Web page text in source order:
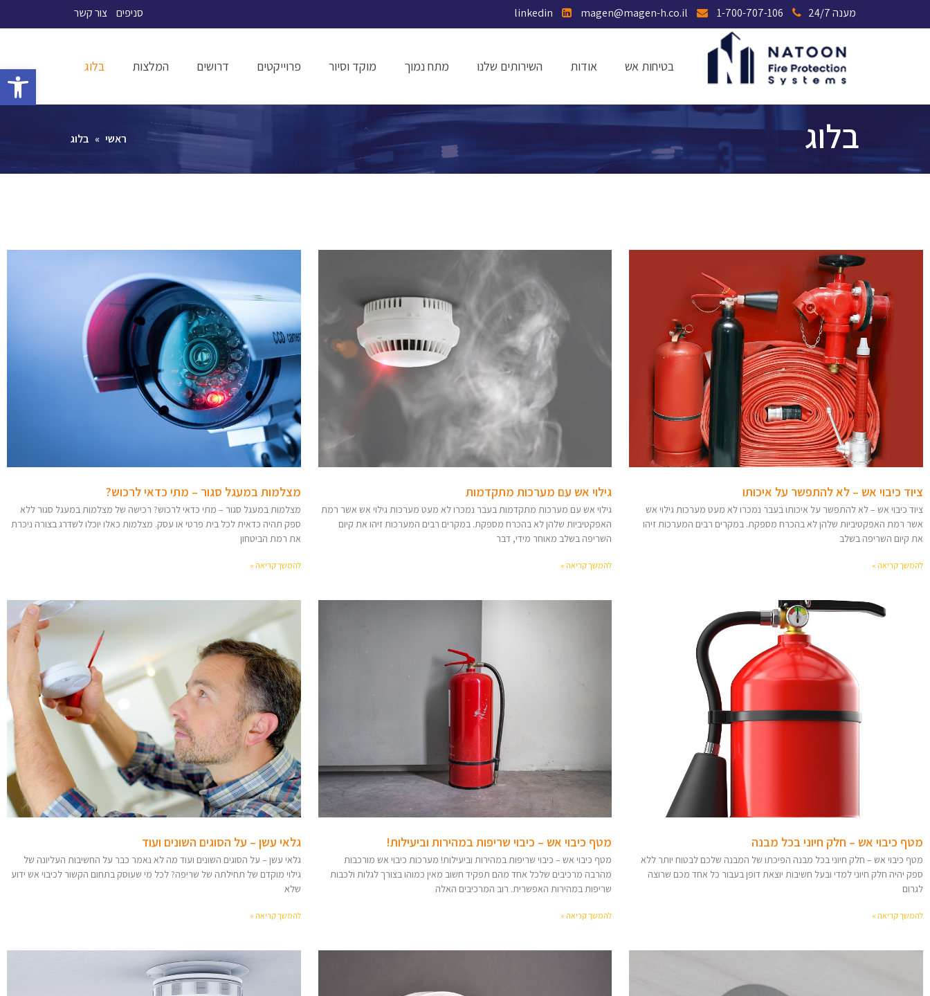
פתח
מענה 24/7 סניפים צור קשר
בטיחות אש אודות השירותים שלנו מתח נמוך מוקד וסיור פרוייקטים דרושים המלצות בלוג
בלוג ראשי » בלוג
ציוד כיבוי אש – לא להתפשר על איכותו
ציוד כיבוי אש – לא להתפשר על איכותו בעבר נמכרו לא מעט מערכות גילוי אש
אשר רמת האפקטיביות שלהן לא בהכרח מספקת. במקרים רבים המערכות זיהו
את קיום השריפה בשלב
להמשך קריאה »
גילוי אש עם מערכות מתקדמות
גילוי אש עם מערכות מתקדמות בעבר נמכרו לא מעט מערכות גילוי אש אשר רמת
האפקטיביות שלהן לא בהכרח מספקת. במקרים רבים המערכות זיהו את קיום
השריפה בשלב מאוחר מידי, דבר
להמשך קריאה »
מצלמות במעגל סגור – מתי כדאי לרכוש?
מצלמות במעגל סגור – מתי כדאי לרכוש? רכישה של מצלמות במעגל סגור ללא
ספק תהיה כדאית לכל בית פרטי או עסק. מצלמות כאלו יוכלו לשדרג בצורה ניכרת
את רמת הביטחון
להמשך קריאה »
מטף כיבוי אש – חלק חיוני בכל מבנה
מטף כיבוי אש – חלק חיוני בכל מבנה הפיכתו של המבנה שלכם לבטוח יותר ללא
ספק יהיה חלק חיוני למדי ובעל חשיבות יוצאת דופן בעבור כל אחד מכם שרוצה
לגרום
להמשך קריאה »
מטף כיבוי אש – כיבוי שריפות במהירות וביעילות!
מטף כיבוי אש – כיבוי שריפות במהירות וביעילות! מערכות כיבוי אש מורכבות
מהרבה מרכיבים שלכל אחד מהם תפקיד חשוב מאין כמוהו בצורך לגלות ולכבות
שריפות במהירות האפשרית. רוב המרכיבים האלה
להמשך קריאה »
גלאי עשן – על הסוגים השונים ועוד
גלאי עשן – על הסוגים השונים ועוד מה לא נאמר כבר על החשיבות העליונה של
גילוי מוקדם של תחילתה של שריפה? לכל מי שעוסק בתחום הקשור לכיבוי אש ידוע
שלא
להמשך קריאה »